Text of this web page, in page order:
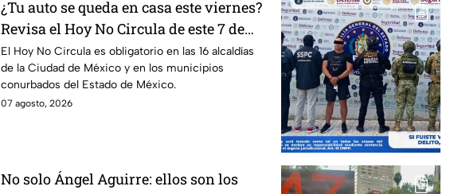
¿Tu auto se queda en casa este viernes?
Revisa el Hoy No Circula de este 7 de
agosto
El Hoy No Circula es obligatorio en las 16 alcaldías
de la Ciudad de México y en los municipios
conurbados del Estado de México.
07 agosto, 2026
No solo Ángel Aguirre: ellos son los